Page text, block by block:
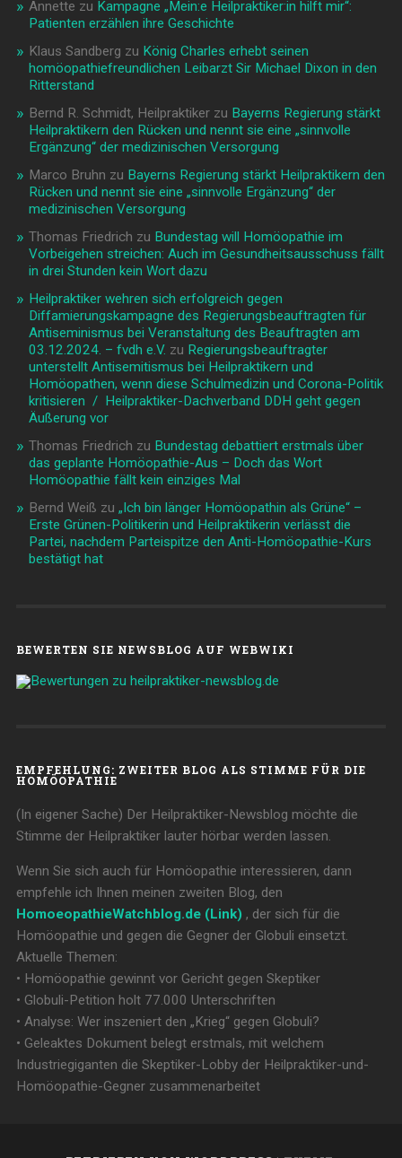
Annette zu Kampagne „Mein:e Heilpraktiker:in hilft mir“:
Patienten erzählen ihre Geschichte
Klaus Sandberg zu König Charles erhebt seinen
homöopathiefreundlichen Leibarzt Sir Michael Dixon in den
Ritterstand
Bernd R. Schmidt, Heilpraktikerzu Bayerns Regierung stärkt
Heilpraktikern den Rücken und nennt sie eine „sinnvolle
Ergänzung“ der medizinischen Versorgung
Marco Bruhn zu Bayerns Regierung stärkt Heilpraktikern den
Rücken und nennt sie eine „sinnvolle Ergänzung“ der
medizinischen Versorgung
Thomas Friedrich zu Bundestag will Homöopathie im
Vorbeigehen streichen: Auch im Gesundheitsausschuss fällt
in drei Stunden kein Wort dazu
Heilpraktiker wehren sich erfolgreich gegen
Diffamierungskampagne des Regierungsbeauftragten für
Antiseminismus bei Veranstaltung des Beauftragten am
03.12.2024. – fvdh e.V. zu Regierungsbeauftragter
unterstellt Antisemitismus bei Heilpraktikern und
Homöopathen, wenn diese Schulmedizin und Corona-Politik
kritisieren / Heilpraktiker-Dachverband DDH geht gegen
Äußerung vor
Thomas Friedrich zu Bundestag debattiert erstmals über
das geplante Homöopathie-Aus – Doch das Wort
Homöopathie fällt kein einziges Mal
Bernd Weiß zu „Ich bin länger Homöopathin als Grüne“ –
Erste Grünen-Politikerin und Heilpraktikerin verlässt die
Partei, nachdem Parteispitze den Anti-Homöopathie-Kurs
bestätigt hat
BEWERTEN SIE NEWSBLOG AUF WEBWIKI
EMPFEHLUNG: ZWEITER BLOG ALS STIMME FÜR DIE
HOMÖOPATHIE
(In eigener Sache) Der Heilpraktiker-Newsblog möchte die
Stimme der Heilpraktiker lauter hörbar werden lassen.
Wenn Sie sich auch für Homöopathie interessieren, dann
empfehle ich Ihnen meinen zweiten Blog, den
HomoeopathieWatchblog.de (Link) , der sich für die
Homöopathie und gegen die Gegner der Globuli einsetzt.
Aktuelle Themen:
• Homöopathie gewinnt vor Gericht gegen Skeptiker
• Globuli-Petition holt 77.000 Unterschriften
• Analyse: Wer inszeniert den „Krieg“ gegen Globuli?
• Geleaktes Dokument belegt erstmals, mit welchem
Industriegiganten die Skeptiker-Lobby der Heilpraktiker-und-
Homöopathie-Gegner zusammenarbeitet